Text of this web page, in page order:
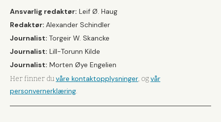
Ansvarlig redaktør: Leif Ø. Haug
Redaktør: Alexander Schindler
Journalist: Torgeir W. Skancke
Journalist: Lill-Torunn Kilde
Journalist: Morten Øye Engelien
Her finner duvåre kontaktopplysninger, ogvår
personvernerklæring.